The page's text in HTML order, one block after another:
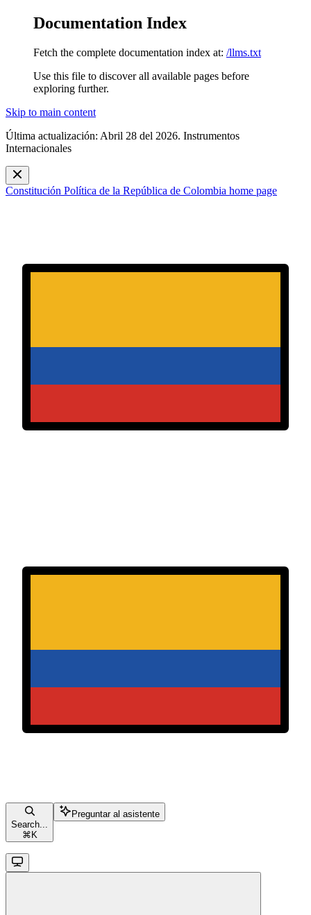
Documentation Index
Fetch the complete documentation index at: /llms.txt
Use this file to discover all available pages before
exploring further.
Skip to main content
Última actualización: Abril 28 del 2026. Instrumentos
Internacionales
Constitución Política de la República de Colombia home page
Search...
⌘ K
Preguntar al asistente